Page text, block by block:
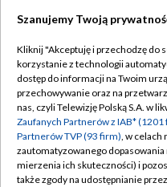
Abonament TVP
Emisja w TVP
Centrum informacji TVP
Naziemna Telewizja
Szanujemy Twoją
Kliknij "Akceptuję i przechodzę do
korzystanie z technologii
dostęp do informacji na Twoim
przechowywanie oraz na
nas, czyli Telewizję Polską S.A. w
Zaufanych Partnerów z IAB* (1201
Partnerów TVP (93 firm), w celach
zautomatyzowanego
mierzenia ich skuteczności) i
także zgody na udostępnianie